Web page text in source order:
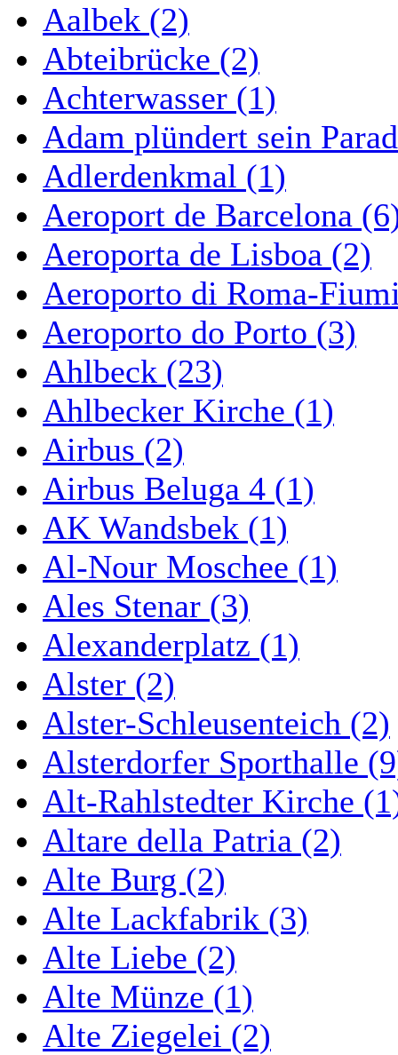
Aalbek (2)
Abteibrücke (2)
Achterwasser (1)
Adam plündert sein
Adlerdenkmal (1)
Aeroport de Barcelona
Aeroporta de Lisboa (2)
Aeroporto di Roma-
Aeroporto do Porto (3)
Ahlbeck (23)
Ahlbecker Kirche (1)
Airbus (2)
Airbus Beluga 4 (1)
AK Wandsbek (1)
Al-Nour Moschee (1)
Ales Stenar (3)
Alexanderplatz (1)
Alster (2)
Alster-Schleusenteich (2)
Alsterdorfer Sporthalle
Alt-Rahlstedter Kirche
Altare della Patria (2)
Alte Burg (2)
Alte Lackfabrik (3)
Alte Liebe (2)
Alte Münze (1)
Alte Ziegelei (2)